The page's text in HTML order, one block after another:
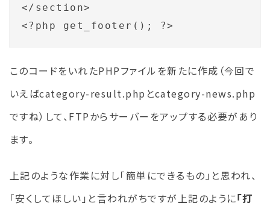
</section>
このコードをいれたPHPファイルを新たに作成（今回で
いえばcategory-result.phpとcategory-news.php
ですね）して、FTPからサーバーをアップする必要があり
ます。
上記のような作業に対し「簡単にできるもの」と思われ、
「安くしてほしい」と言われがちですが上記のように「打